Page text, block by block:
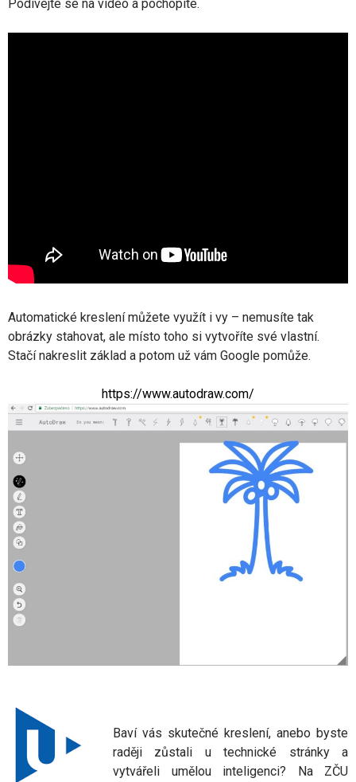
Podívejte se na video a pochopíte.
Automatické kreslení můžete využít i vy – nemusíte tak
obrázky stahovat, ale místo toho si vytvoříte své vlastní.
Stačí nakreslit základ a potom už vám Google pomůže.
https://www.autodraw.com/
Baví vás skutečné kreslení, anebo byste
raději zůstali u technické stránky a
vytvářeli umělou inteligenci? Na ZČU